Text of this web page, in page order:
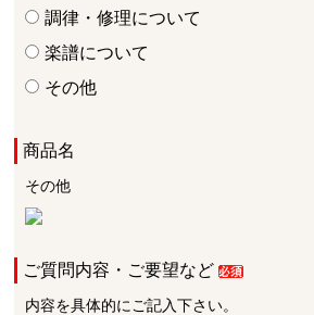
調律・修理について
楽譜について
その他
商品名
その他
ご質問内容・ご要望など
内容を具体的にご記入下さい。